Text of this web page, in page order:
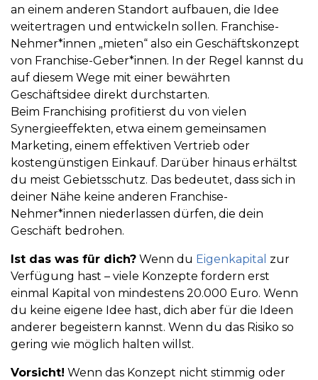
an einem anderen Standort aufbauen, die Idee
weitertragen und entwickeln sollen. Franchise-
Nehmer*innen „mieten“ also ein Geschäftskonzept
von Franchise-Geber*innen. In der Regel kannst du
auf diesem Wege mit einer bewährten
Geschäftsidee direkt durchstarten.
Beim Franchising profitierst du von vielen
Synergieeffekten, etwa einem gemeinsamen
Marketing, einem effektiven Vertrieb oder
kostengünstigen Einkauf. Darüber hinaus erhältst
du meist Gebietsschutz. Das bedeutet, dass sich in
deiner Nähe keine anderen Franchise-
Nehmer*innen niederlassen dürfen, die dein
Geschäft bedrohen.
Ist das was für dich? Wenn du Eigenkapital zur
Verfügung hast – viele Konzepte fordern erst
einmal Kapital von mindestens 20.000 Euro. Wenn
du keine eigene Idee hast, dich aber für die Ideen
anderer begeistern kannst. Wenn du das Risiko so
gering wie möglich halten willst.
Vorsicht! Wenn das Konzept nicht stimmig oder